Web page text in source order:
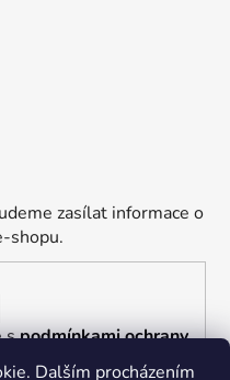
Dalším procházením
zasílat informace o
shopu.
spodmínkami ochrany